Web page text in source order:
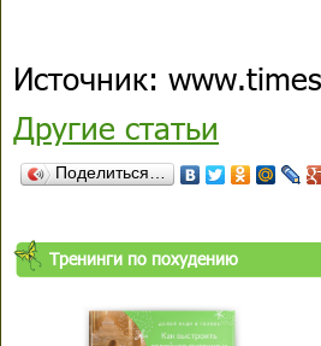
Источник:
Другие статьи
Поделиться…
Тренинги по похудению